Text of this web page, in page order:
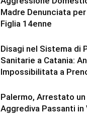
Madre Denunciata
Figlia 14enne
Disagi nel Sistema di
Sanitarie a Catania:
Impossibilitata a
Palermo, Arrestato un
Aggrediva Passanti in